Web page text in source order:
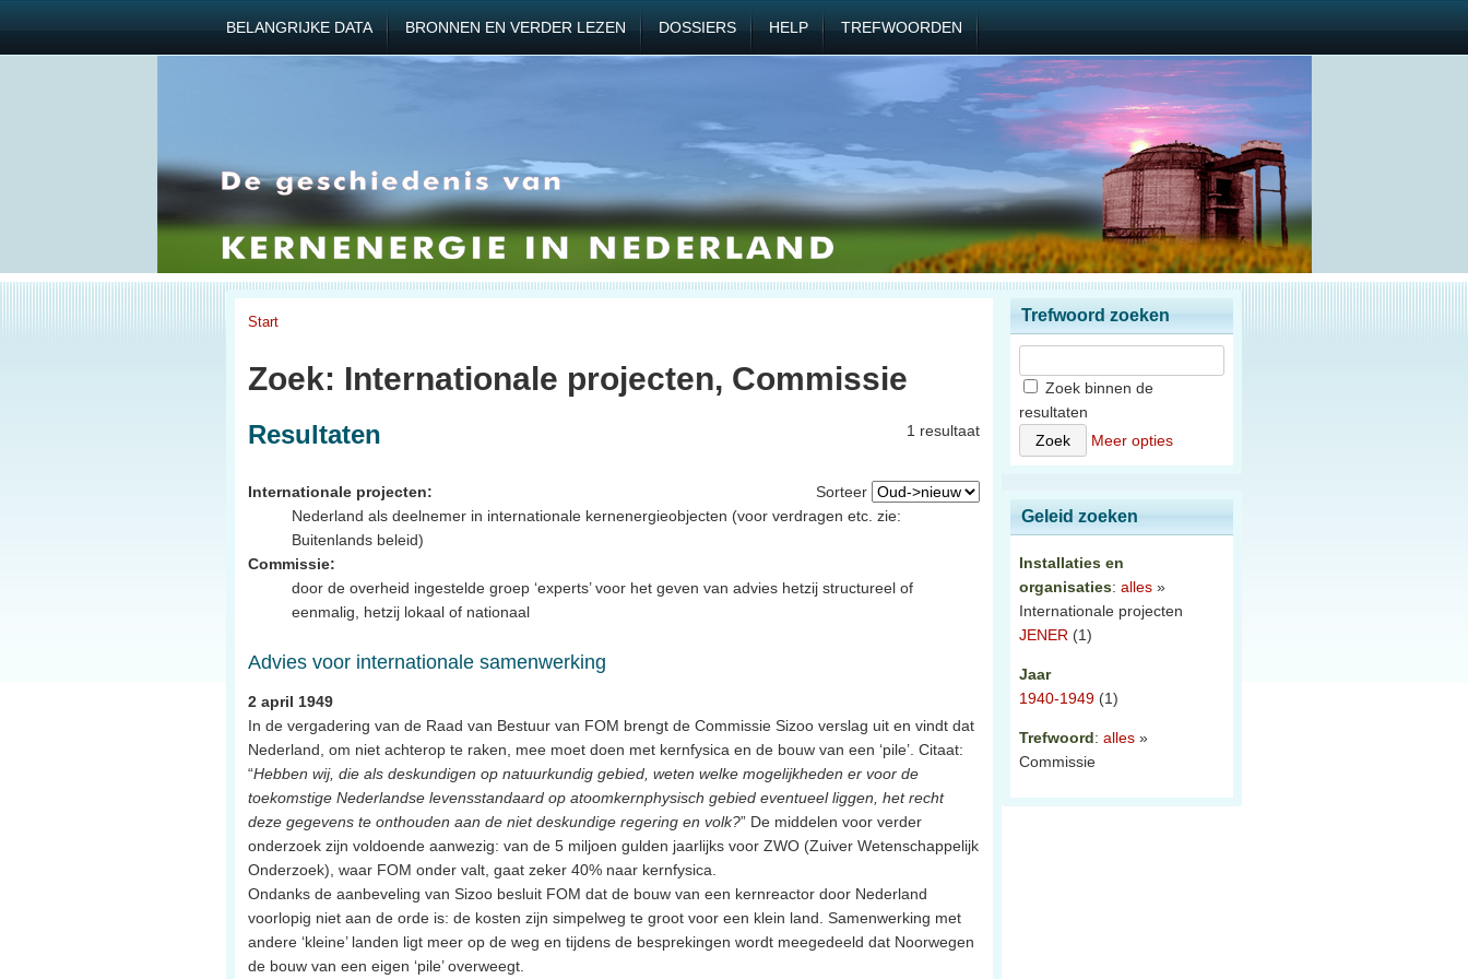
BELANGRIJKE DATA BRONNEN EN VERDER LEZEN DOSSIERS HELP TREFWOORDEN
Start
Zoek: Internationale projecten, Commissie
1 resultaat
Resultaten
Sorteer
Internationale projecten:
Nederland als deelnemer in internationale kernenergieobjecten (voor verdragen etc. zie:
Buitenlands beleid)
Commissie:
door de overheid ingestelde groep ‘experts’ voor het geven van advies hetzij structureel of
eenmalig, hetzij lokaal of nationaal
Advies voor internationale samenwerking
2 april 1949
In de vergadering van de Raad van Bestuur van FOM brengt de Commissie Sizoo verslag uit en vindt dat
Nederland, om niet achterop te raken, mee moet doen met kernfysica en de bouw van een ‘pile’. Citaat:
“Hebben wij, die als deskundigen op natuurkundig gebied, weten welke mogelijkheden er voor de
toekomstige Nederlandse levensstandaard op atoomkernphysisch gebied eventueel liggen, het recht
deze gegevens te onthouden aan de niet deskundige regering en volk?” De middelen voor verder
onderzoek zijn voldoende aanwezig: van de 5 miljoen gulden jaarlijks voor ZWO (Zuiver Wetenschappelijk
Onderzoek), waar FOM onder valt, gaat zeker 40% naar kernfysica.
Ondanks de aanbeveling van Sizoo besluit FOM dat de bouw van een kernreactor door Nederland
voorlopig niet aan de orde is: de kosten zijn simpelweg te groot voor een klein land. Samenwerking met
andere ‘kleine’ landen ligt meer op de weg en tijdens de besprekingen wordt meegedeeld dat Noorwegen
de bouw van een eigen ‘pile’ overweegt.
Trefwoord zoeken
Zoek binnen de
resultaten
Meer opties
Geleid zoeken
Installaties en
organisaties: alles »
Internationale projecten
JENER (1)
Jaar
1940-1949 (1)
Trefwoord: alles »
Commissie